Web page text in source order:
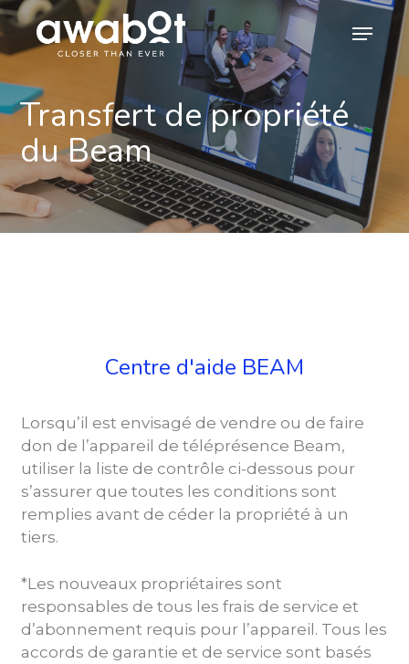
Skip
to
main
content
Menu
Transfert de propriété
du Beam
Centre d'aide BEAM
Lorsqu’il est envisagé de vendre ou de faire
don de l’appareil de téléprésence Beam,
utiliser la liste de contrôle ci-dessous pour
s’assurer que toutes les conditions sont
remplies avant de céder la propriété à un
tiers.
*Les nouveaux propriétaires sont
responsables de tous les frais de service et
d’abonnement requis pour l’appareil. Tous les
accords de garantie et de service sont basés